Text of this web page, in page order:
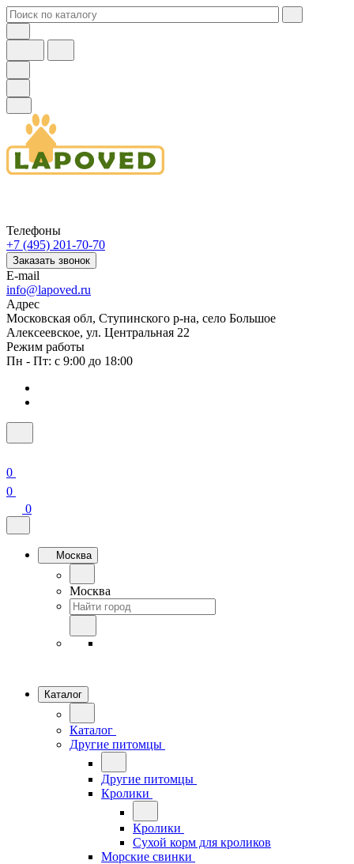
Телефоны
+7 (495) 201-70-70
Заказать звонок
E-mail
info@lapoved.ru
Адрес
Московская обл, Ступинского р-на, село Большое
Алексеевское, ул. Центральная 22
Режим работы
Пн - Пт: с 9:00 до 18:00
0
0
0
Москва
Москва
Каталог
Каталог
Другие питомцы
Другие питомцы
Кролики
Кролики
Сухой корм для кроликов
Морские свинки